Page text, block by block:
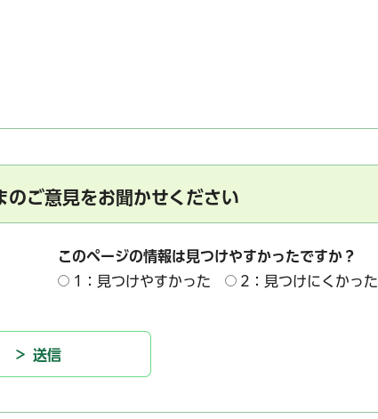
のご意見をお聞かせください
このページの情報は見つけやすかったですか？
1：見つけやすかった
2：見つけにくかった